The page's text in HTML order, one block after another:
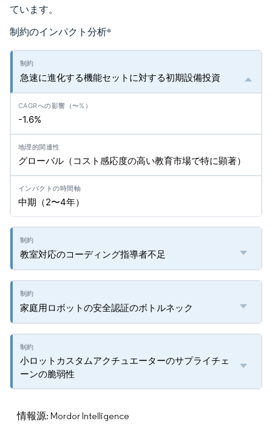
ています。
制約のインパクト分析*
急速に進化する機能セットに対する初期設備投資
-1.6%
グローバル（コスト感応度の高い教育市場で特に顕著）
中期（2〜4年）
教室対応のコーディング指導者不足
家庭用ロボットの安全認証のボトルネック
小ロットカスタムアクチュエーターのサプライチェ
ーンの脆弱性
情報源: Mordor Intelligence